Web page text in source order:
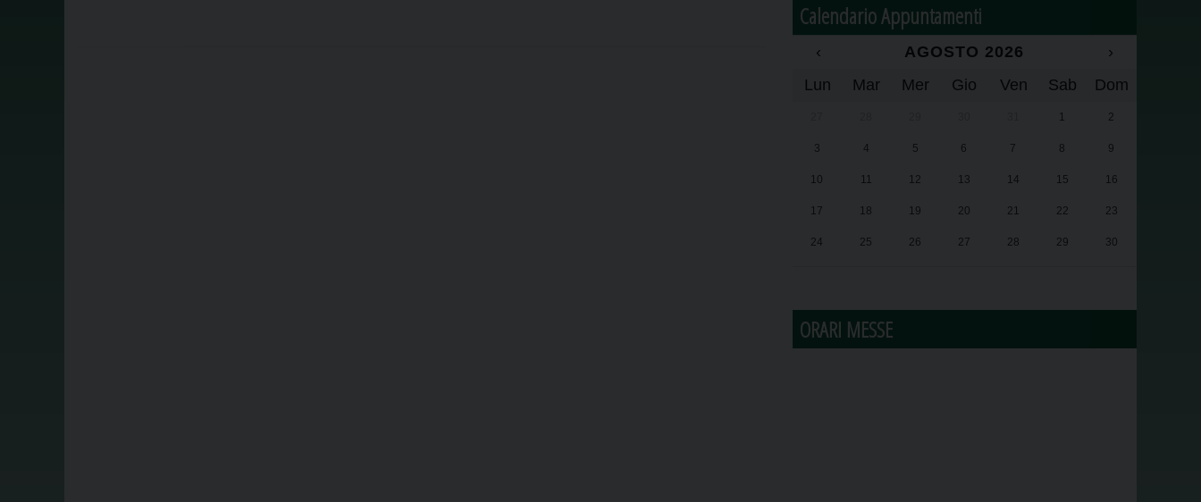
Calendario Appuntamenti
‹ AGOSTO 2026
›
Lun
Mar Mer Gio Ven Sab Dom
1 2
3 4 5 6 7 8 9
10 11 12 13 14 15 16
17 18 19 20 21 22 23
24 25 26 27 28 29 30
ORARI MESSE